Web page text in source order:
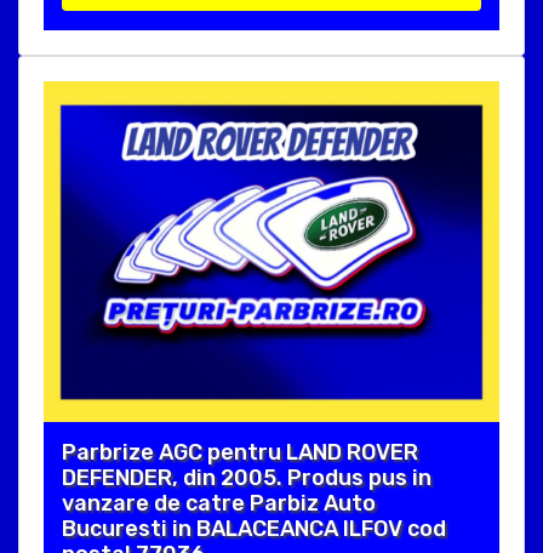
Parbrize AGC pentru LAND ROVER
DEFENDER, din 2005. Produs pus in
vanzare de catre Parbiz Auto
Bucuresti in BALACEANCA ILFOV cod